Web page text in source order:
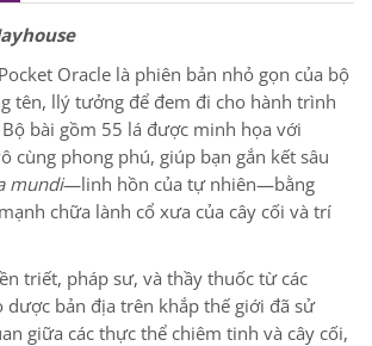
Oracle là phiên bản nhỏ gọn của bộ
tên, llý tưởng để đem đi cho hành trình
bài gồm 55 lá được minh họa với
cùng phong phú, giúp bạn gắn kết sâu
mundi—linh hồn của tự nhiên—bằng
chữa lành cổ xưa của cây cối và trí
triết, pháp sư, và thầy thuốc từ các
bản địa trên khắp thế giới đã sử
giữa các thực thể chiêm tinh và cây cối,